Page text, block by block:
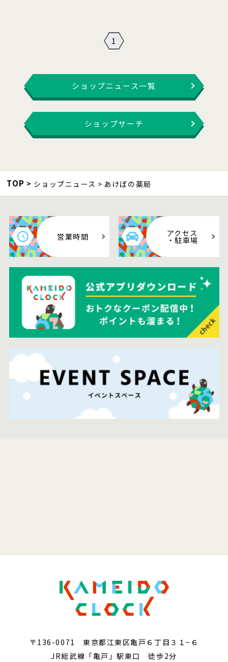
1
ショップニュース一覧
ショップサーチ
TOP ショップニュース あけぼの薬局
営業時間 アクセス
・駐車場
〒136-0071 東京都江東区亀戸６丁目３１−６
JR総武線「亀戸」駅東口 徒歩2分